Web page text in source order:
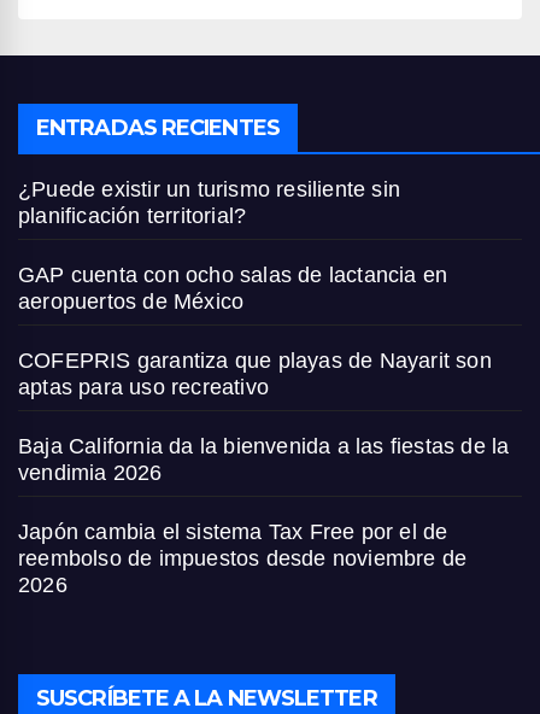
ENTRADAS RECIENTES
¿Puede existir un turismo resiliente sin
planificación territorial?
GAP cuenta con ocho salas de lactancia en
aeropuertos de México
COFEPRIS garantiza que playas de Nayarit son
aptas para uso recreativo
Baja California da la bienvenida a las fiestas de la
vendimia 2026
Japón cambia el sistema Tax Free por el de
reembolso de impuestos desde noviembre de
2026
SUSCRÍBETE A LA NEWSLETTER